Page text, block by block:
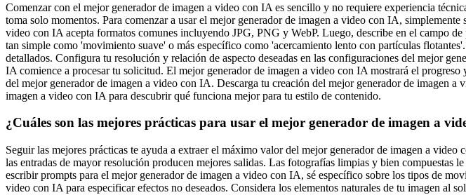
Comenzar con el mejor generador de imagen a video con IA es sencillo y no requiere experiencia
toma solo momentos. Para comenzar a usar el mejor generador de imagen a video con IA,
video con IA acepta formatos comunes incluyendo JPG, PNG y WebP. Luego, describe en el campo
tan simple como 'movimiento suave' o más específico como 'acercamiento lento con partículas
detallados. Configura tu resolución y relación de aspecto deseadas en las configuraciones del mejor
IA comience a procesar tu solicitud. El mejor generador de imagen a video con IA mostrará el
del mejor generador de imagen a video con IA. Descarga tu creación del mejor generador de imagen
imagen a video con IA para descubrir qué funciona mejor para tu estilo de contenido.
¿Cuáles son las mejores prácticas para usar el mejor generador de imagen a
Seguir las mejores prácticas te ayuda a extraer el máximo valor del mejor generador de imagen a
las entradas de mayor resolución producen mejores salidas. Las fotografías limpias y bien compuestas
escribir prompts para el mejor generador de imagen a video con IA, sé específico sobre los tipos de
video con IA para especificar efectos no deseados. Considera los elementos naturales de tu imagen al